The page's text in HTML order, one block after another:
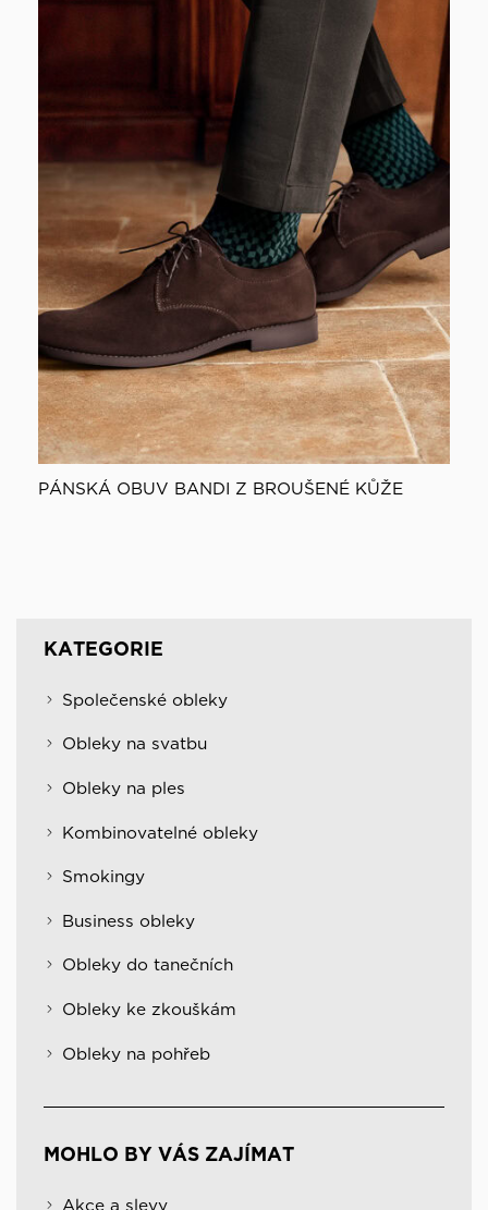
KATEGORIE
Společenské obleky
Obleky na svatbu
Obleky na ples
Kombinovatelné obleky
Smokingy
Business obleky
Obleky do tanečních
Obleky ke zkouškám
Obleky na pohřeb
MOHLO BY VÁS ZAJÍMAT
Akce a slevy
PÁNSKÁ OBUV BANDI Z BROUŠENÉ KŮŽE